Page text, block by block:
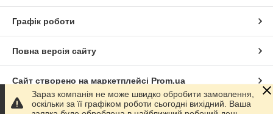
Графік роботи
Повна версія сайту
Сайт створено на маркетплейсі Prom.ua
Політика конфіденційності
Зараз компанія не може швидко обробити замовлення,
оскільки за її графіком роботи сьогодні вихідний. Ваша